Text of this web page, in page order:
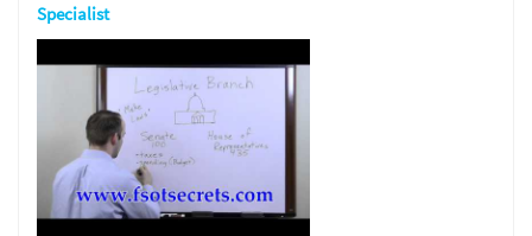
Specialist